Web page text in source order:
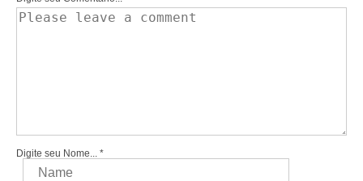
Digite seu Nome... *